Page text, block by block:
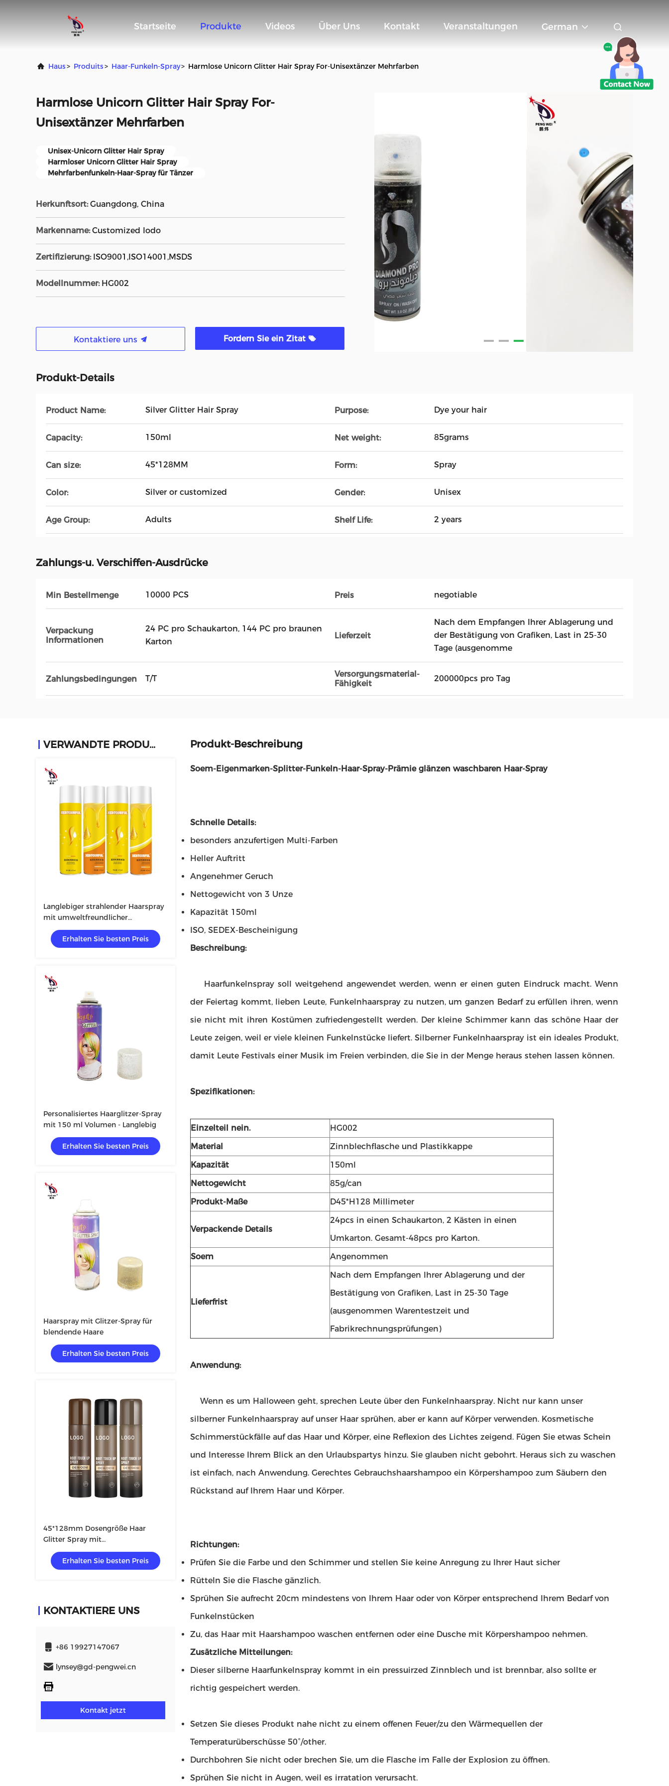
Startseite Produkte Videos Über Uns Kontakt Veranstaltungen German
Haus> Produits> Haar-Funkeln-Spray> Harmlose Unicorn Glitter Hair Spray For-Unisextänzer Mehrfarben
Harmlose Unicorn Glitter Hair Spray For-
Unisextänzer Mehrfarben
Unisex-Unicorn Glitter Hair Spray
Harmloser Unicorn Glitter Hair Spray
Mehrfarbenfunkeln-Haar-Spray für Tänzer
Herkunftsort: Guangdong, China
Markenname: Customized lodo
Zertifizierung: ISO9001,ISO14001,MSDS
Modellnummer: HG002
Kontaktiere uns Fordern Sie ein Zitat
Produkt-Details
Product Name: Silver Glitter Hair Spray Purpose: Dye your hair
Capacity: 150ml Net weight: 85grams
Can size: 45*128MM Form: Spray
Color: Silver or customized Gender: Unisex
Age Group: Adults Shelf Life: 2 years
Zahlungs-u. Verschiffen-Ausdrücke
Min Bestellmenge 10000 PCS Preis negotiable
Verpackung
Informationen
24 PC pro Schaukarton, 144 PC pro braunen
Karton
Lieferzeit
Nach dem Empfangen Ihrer Ablagerung und
der Bestätigung von Grafiken, Last in 25-30
Tage (ausgenomme
Zahlungsbedingungen T/T
Versorgungsmaterial-
Fähigkeit
200000pcs pro Tag
VERWANDTE PRODUKTE
Langlebiger strahlender Haarspray
mit umweltfreundlicher
Formulierung
Erhalten Sie besten Preis
Personalisiertes Haarglitzer-Spray
mit 150 ml Volumen - Langlebig
Erhalten Sie besten Preis
Haarspray mit Glitzer-Spray für
blendende Haare
Erhalten Sie besten Preis
45*128mm Dosengröße Haar
Glitter Spray mit
kundenspezifischem Duft
Erhalten Sie besten Preis
KONTAKTIERE UNS
+86 19927147067
lynsey@gd-pengwei.cn
Kontakt jetzt
Produkt-Beschreibung
Soem-Eigenmarken-Splitter-Funkeln-Haar-Spray-Prämie glänzen waschbaren Haar-Spray
Schnelle Details:
besonders anzufertigen Multi-Farben
Heller Auftritt
Angenehmer Geruch
Nettogewicht von 3 Unze
Kapazität 150ml
ISO, SEDEX-Bescheinigung
Beschreibung:
Haarfunkelnspray soll weitgehend angewendet werden, wenn er einen guten Eindruck macht. Wenn
der Feiertag kommt, lieben Leute, Funkelnhaarspray zu nutzen, um ganzen Bedarf zu erfüllen ihren, wenn
sie nicht mit ihren Kostümen zufriedengestellt werden. Der kleine Schimmer kann das schöne Haar der
Leute zeigen, weil er viele kleinen Funkelnstücke liefert. Silberner Funkelnhaarspray ist ein ideales Produkt,
damit Leute Festivals einer Musik im Freien verbinden, die Sie in der Menge heraus stehen lassen können.
Spezifikationen:
Einzelteil nein.
HG002
Material
Zinnblechflasche und Plastikkappe
Kapazität
150ml
Nettogewicht
85g/can
Produkt-Maße
D45*H128 Millimeter
Verpackende Details
24pcs in einen Schaukarton, 2 Kästen in einen
Umkarton. Gesamt-48pcs pro Karton.
Soem
Angenommen
Lieferfrist
Nach dem Empfangen Ihrer Ablagerung und der
Bestätigung von Grafiken, Last in 25-30 Tage
(ausgenommen Warentestzeit und
Fabrikrechnungsprüfungen)
Anwendung:
Wenn es um Halloween geht, sprechen Leute über den Funkelnhaarspray. Nicht nur kann unser
silberner Funkelnhaarspray auf unser Haar sprühen, aber er kann auf Körper verwenden. Kosmetische
Schimmerstückfälle auf das Haar und Körper, eine Reflexion des Lichtes zeigend. Fügen Sie etwas Schein
und Interesse Ihrem Blick an den Urlaubspartys hinzu. Sie glauben nicht gebohrt. Heraus sich zu waschen
ist einfach, nach Anwendung. Gerechtes Gebrauchshaarshampoo ein Körpershampoo zum Säubern den
Rückstand auf Ihrem Haar und Körper.
Richtungen:
Prüfen Sie die Farbe und den Schimmer und stellen Sie keine Anregung zu Ihrer Haut sicher
Rütteln Sie die Flasche gänzlich.
Sprühen Sie aufrecht 20cm mindestens von Ihrem Haar oder von Körper entsprechend Ihrem Bedarf von
Funkelnstücken
Zu, das Haar mit Haarshampoo waschen entfernen oder eine Dusche mit Körpershampoo nehmen.
Zusätzliche Mitteilungen:
Dieser silberne Haarfunkelnspray kommt in ein pressuirzed Zinnblech und ist brennbar, also sollte er
richtig gespeichert werden.
Setzen Sie dieses Produkt nahe nicht zu einem offenen Feuer/zu den Wärmequellen der
Temperaturüberschüsse 50°/other.
Durchbohren Sie nicht oder brechen Sie, um die Flasche im Falle der Explosion zu öffnen.
Sprühen Sie nicht in Augen, weil es irratation verursacht.